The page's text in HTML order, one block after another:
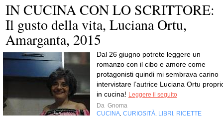
IN CUCINA CON LO SCRITTORE:
Il gusto della vita, Luciana Ortu,
Amarganta, 2015
Dal 26 giugno potrete leggere un
romanzo con il cibo e amore come
protagonisti quindi mi sembrava carino
intervistare l’autrice Luciana Ortu
in cucina! Leggere il seguito
Da Gnoma
CUCINA, CURIOSITÀ, LIBRI , RICETTE